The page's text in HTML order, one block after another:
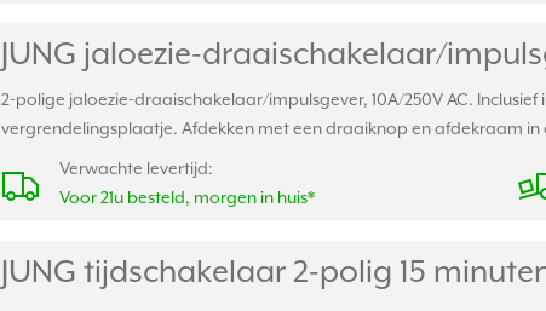
JUNG jaloezie-draaischakelaar/
2-polige jaloezie-draaischakelaar/impulsgever, 10A/250V AC.
vergrendelingsplaatje. Afdekken met een draaiknop en afdekraam in
Verwachte levertijd:
Voor 21u besteld, morgen in huis*
JUNG tijdschakelaar 2-polig 15 minuten